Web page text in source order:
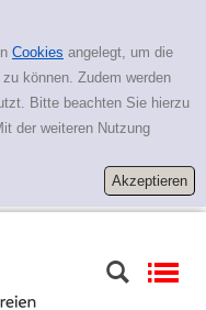
Cookies angelegt, um die
können. Zudem werden
Bitte beachten Sie hierzu
der weiteren Nutzung